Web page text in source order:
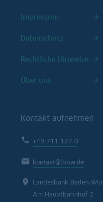
Impressum
Datenschutz
Rechtliche Hinweise
Über uns
Kontakt aufnehmen
+49 711 127 0
kontakt@lbbw.de
Landesbank Baden-
Am Hauptbahnhof 2